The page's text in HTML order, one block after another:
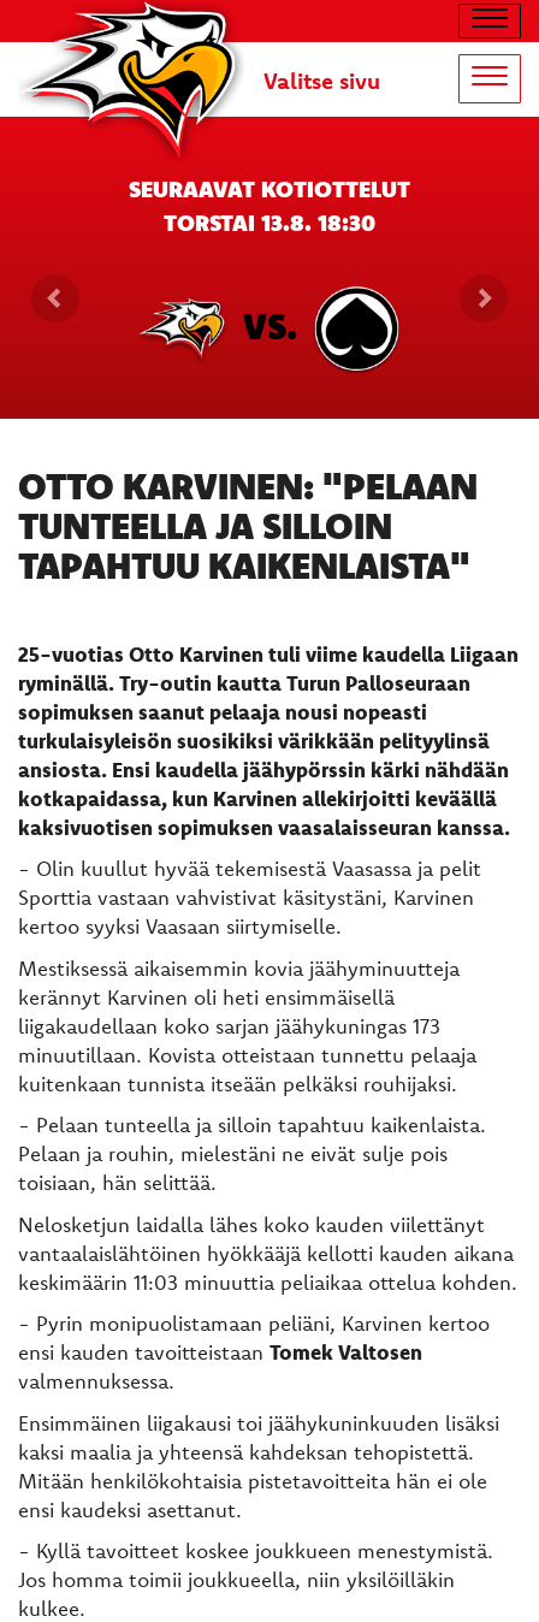
Valitse sivu
SEURAAVAT KOTIOTTELUT
TORSTAI 13.8. 18:30
VS.
OTTO KARVINEN: "PELAAN
TUNTEELLA JA SILLOIN
TAPAHTUU KAIKENLAISTA"
25-vuotias Otto Karvinen tuli viime kaudella Liigaan
ryminällä. Try-outin kautta Turun Palloseuraan
sopimuksen saanut pelaaja nousi nopeasti
turkulaisyleisön suosikiksi värikkään pelityylinsä
ansiosta. Ensi kaudella jäähypörssin kärki nähdään
kotkapaidassa, kun Karvinen allekirjoitti keväällä
kaksivuotisen sopimuksen vaasalaisseuran kanssa.
- Olin kuullut hyvää tekemisestä Vaasassa ja pelit
Sporttia vastaan vahvistivat käsitystäni, Karvinen
kertoo syyksi Vaasaan siirtymiselle.
Mestiksessä aikaisemmin kovia jäähyminuutteja
kerännyt Karvinen oli heti ensimmäisellä
liigakaudellaan koko sarjan jäähykuningas 173
minuutillaan. Kovista otteistaan tunnettu pelaaja
kuitenkaan tunnista itseään pelkäksi rouhijaksi.
- Pelaan tunteella ja silloin tapahtuu kaikenlaista.
Pelaan ja rouhin, mielestäni ne eivät sulje pois
toisiaan, hän selittää.
Nelosketjun laidalla lähes koko kauden viilettänyt
vantaalaislähtöinen hyökkääjä kellotti kauden aikana
keskimäärin 11:03 minuuttia peliaikaa ottelua kohden.
- Pyrin monipuolistamaan peliäni, Karvinen kertoo
ensi kauden tavoitteistaan Tomek Valtosen
valmennuksessa.
Ensimmäinen liigakausi toi jäähykuninkuuden lisäksi
kaksi maalia ja yhteensä kahdeksan tehopistettä.
Mitään henkilökohtaisia pistetavoitteita hän ei ole
ensi kaudeksi asettanut.
- Kyllä tavoitteet koskee joukkueen menestymistä.
Jos homma toimii joukkueella, niin yksilöilläkin
kulkee.